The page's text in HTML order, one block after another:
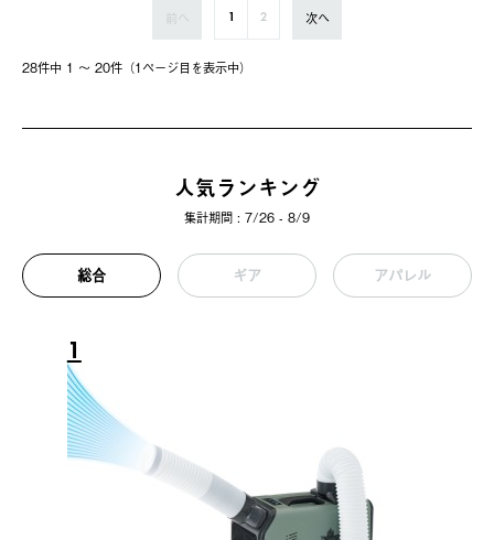
28件中 1 〜 20件（1ページ⽬を表⽰中）
前へ 1 2 次へ
人気ランキング
集計期間 : 7/26 - 8/9
総合 ギア アパレル
1